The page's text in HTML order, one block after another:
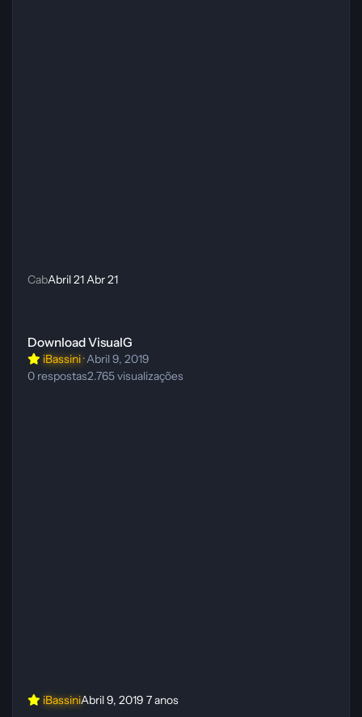
CabAbril 21Abr 21
Download VisualG
iBassini·Abril 9, 2019
0 respostas2.765visualizações
iBassiniAbril 9, 20197 anos